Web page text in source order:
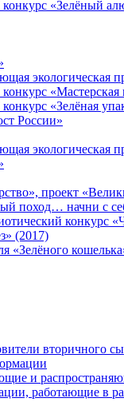
конкурс «Зелёный
экологическая
«Мастерская
«Зелёная
России»
экологическая
проект
поход… начни с
конкурс
(2017)
«Зелёного
вторичного
и
работающие в